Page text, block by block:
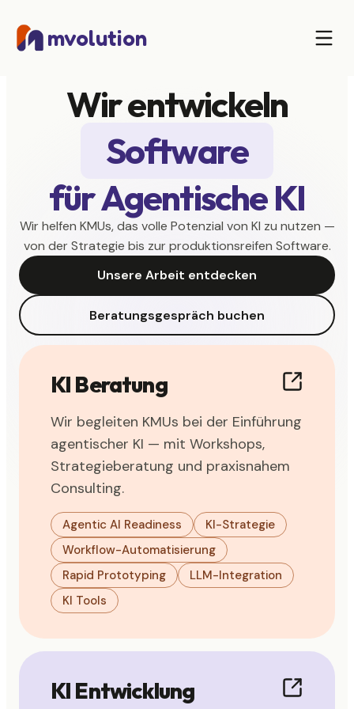
mvolution
Wir entwickeln
Software
für Agentische KI
Wir helfen KMUs, das volle Potenzial von KI zu nutzen —
von der Strategie bis zur produktionsreifen Software.
Unsere Arbeit entdecken
Beratungsgespräch buchen
KI Beratung
Wir begleiten KMUs bei der Einführung
agentischer KI — mit Workshops,
Strategieberatung und praxisnahem
Consulting.
Agentic AI Readiness
KI-Strategie
Workflow-Automatisierung
Rapid Prototyping
LLM-Integration
KI Tools
KI Entwicklung